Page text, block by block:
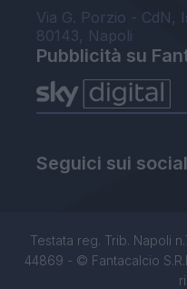
Via G. Porzio - CdN,
80143, Napoli
Pubblicità su
Seguici sui social
Testata reg. Trib. Napoli
44869 - © Fantacalcio